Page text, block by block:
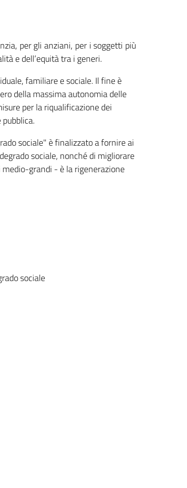
per gli anziani, per i soggetti più
e dell’equità tra i generi.
familiare e sociale. Il fine è
della massima autonomia delle
per la riqualificazione dei
sociale" è finalizzato a fornire ai
sociale, nonché di migliorare
grandi - è la rigenerazione
sociale